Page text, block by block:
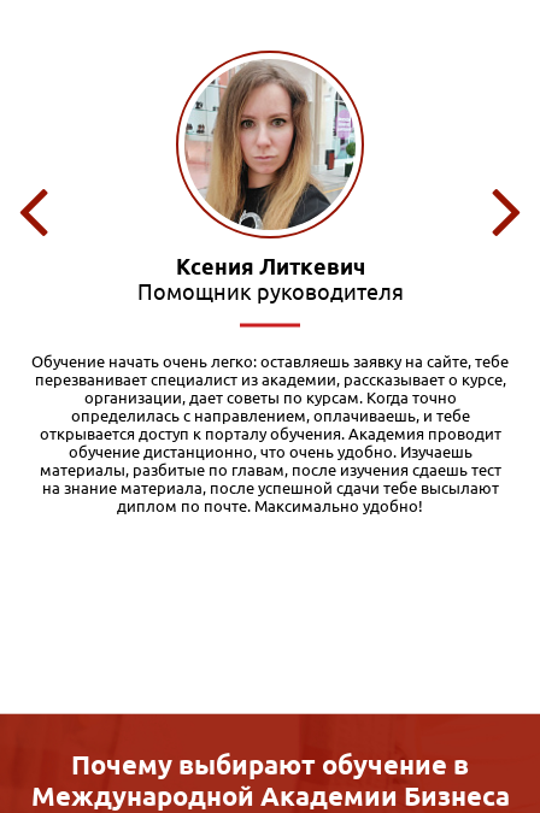
Влад Ханбабаев
Экономист
У нас на работе оплачивают курсы повышения квалификации,
вот я и решил получить дополнительную корочку. Выбрал
программу «Тендеры и госзакупки» в Международной
академии бизнеса IAB. Обучение проходит очень удобно: весь
материал структурирован в учебном кабинете, можно учить в
свободное время и даже в дороге. Если уже знаешь какую-то
часть материала — можно пропускать, что весьма убыстряет
процесс обучения. Диплом высылают по указанному адресу:
заказное письмо пришло без задержек. Проблем с оплатой от
Почему выбирают обучение в
Международной Академии Бизнеса